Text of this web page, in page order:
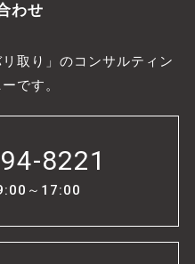
わせ
取り」のコンサルティン
です。
8221
～17:00